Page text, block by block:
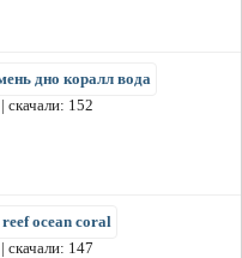
дно коралл вода
скачали: 152
reef ocean coral
скачали: 147